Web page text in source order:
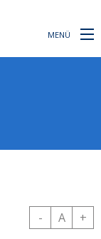
MENÜ
- A +